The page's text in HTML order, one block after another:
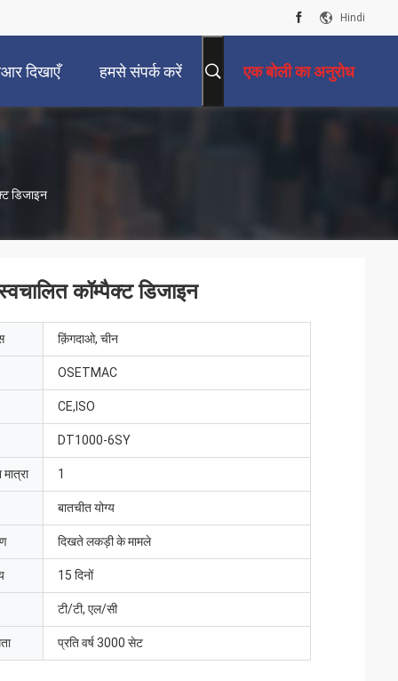
Hindi
दिखाएँ हमसे संपर्क करें एक बोली का अनुरोध
डिजाइन
कॉम्पैक्ट डिजाइन
क़िंगदाओ, चीन
OSETMAC
CE,ISO
DT1000-6SY
1
बातचीत योग्य
दिखते लकड़ी के मामले
15 दिनों
टी/टी, एल/सी
प्रति वर्ष 3000 सेट